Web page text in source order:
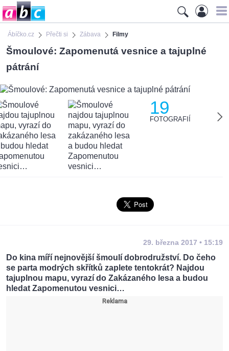
Ábíčko.cz Přečti si Zábava Filmy
Šmoulové: Zapomenutá vesnice a tajuplné
pátrání
19
FOTOGRAFIÍ
29. března 2017 • 15:19
Do kina míří nejnovější šmoulí dobrodružství. Do čeho
se parta modrých skřítků zaplete tentokrát? Najdou
tajuplnou mapu, vyrazí do Zakázaného lesa a budou
hledat Zapomenutou vesnici…